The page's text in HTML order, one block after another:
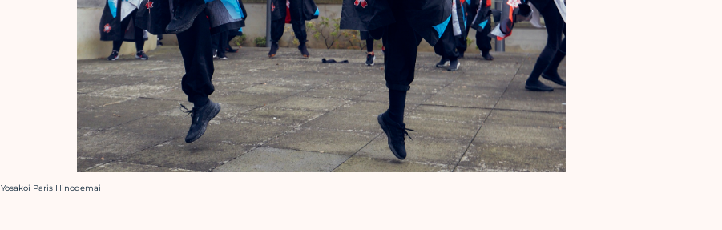
Crédit photo :
Yosakoi Paris Hinodemai